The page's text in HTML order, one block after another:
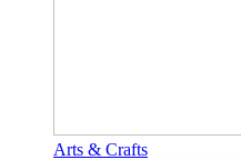
Arts & Crafts